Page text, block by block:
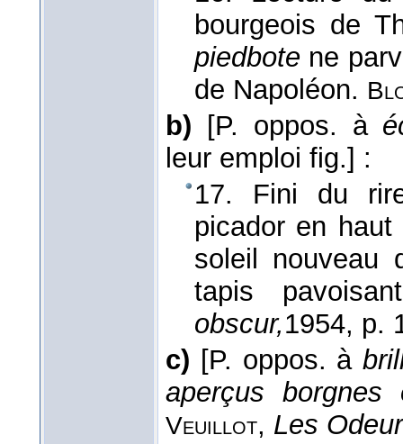
bourgeois de
piedbote ne
de Napoléon.
b) [P. oppos. à
leur emploi fig.] :
17. Fini du
picador en
soleil nouveau
tapis
obscur,1954, p.
c) [P. oppos. à
aperçus borgnes
Veuillot, Les